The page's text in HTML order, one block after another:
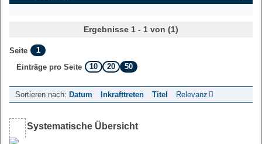
Ergebnisse 1 - 1 von (1)
Seite
1
Einträge pro Seite
10 20 50
Sortieren nach: Datum Inkrafttreten Titel Relevanz
Systematische Übersicht